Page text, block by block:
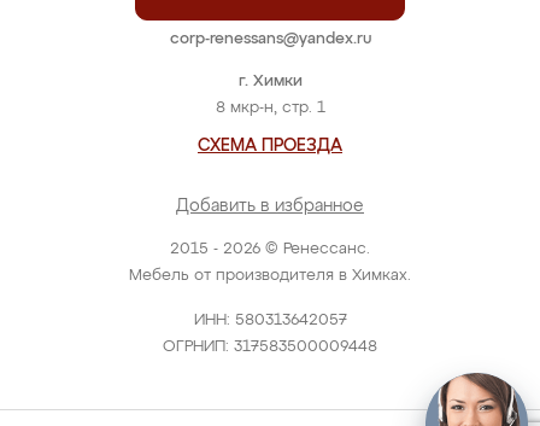
2015 - 2026 © Ренессанс.
Мебель от производителя в Химках.
ИНН: 580313642057
ОГРНИП: 317583500009448
г. Химки
8 мкр-н, стр. 1
СХЕМА ПРОЕЗДА
Добавить в избранное
corp-renessans@yandex.ru